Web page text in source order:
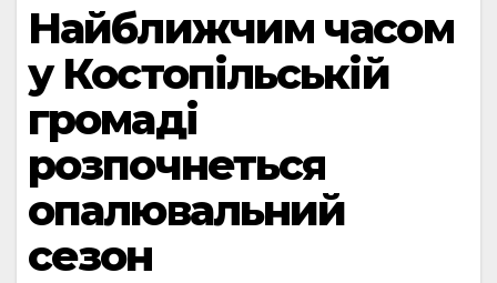
Найближчим часом
у Костопільській
громаді
розпочнеться
опалювальний
сезон